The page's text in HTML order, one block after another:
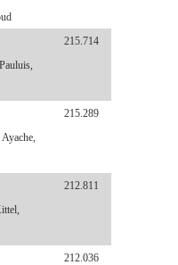
215.714
215.289
212.811
212.036